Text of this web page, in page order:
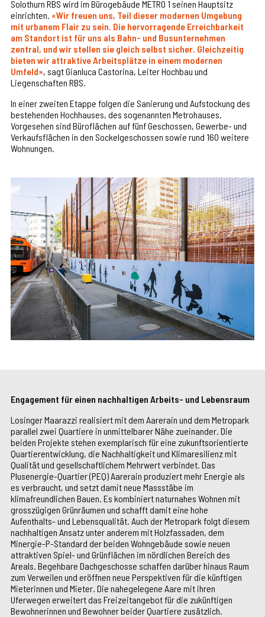
Solothurn RBS wird im Bürogebäude METRO 1 seinen Hauptsitz
einrichten. «Wir freuen uns, Teil dieser modernen Umgebung
mit urbanem Flair zu sein. Die hervorragende Erreichbarkeit
am Standort ist für uns als Bahn- und Busunternehmen
zentral, und wir stellen sie gleich selbst sicher. Gleichzeitig
bieten wir attraktive Arbeitsplätze in einem modernen
Umfeld», sagt Gianluca Castorina, Leiter Hochbau und
Liegenschaften RBS.
In einer zweiten Etappe folgen die Sanierung und Aufstockung des
bestehenden Hochhauses, des sogenannten Metrohauses.
Vorgesehen sind Büroflächen auf fünf Geschossen, Gewerbe- und
Verkaufsflächen in den Sockelgeschossen sowie rund 160 weitere
Wohnungen.
Engagement für einen nachhaltigen Arbeits- und Lebensraum
Losinger Maarazzi realisiert mit dem Aarerain und dem Metropark
parallel zwei Quartiere in unmittelbarer Nähe zueinander. Die
beiden Projekte stehen exemplarisch für eine zukunftsorientierte
Quartierentwicklung, die Nachhaltigkeit und Klimaresilienz mit
Qualität und gesellschaftlichem Mehrwert verbindet. Das
Plusenergie-Quartier (PEQ) Aarerain produziert mehr Energie als
es verbraucht, und setzt damit neue Massstäbe im
klimafreundlichen Bauen. Es kombiniert naturnahes Wohnen mit
grosszügigen Grünräumen und schafft damit eine hohe
Aufenthalts- und Lebensqualität. Auch der Metropark folgt diesem
nachhaltigen Ansatz unter anderem mit Holzfassaden, dem
Minergie-P-Standard der beiden Wohngebäude sowie neuen
attraktiven Spiel- und Grünflächen im nördlichen Bereich des
Areals. Begehbare Dachgeschosse schaffen darüber hinaus Raum
zum Verweilen und eröffnen neue Perspektiven für die künftigen
Mieterinnen und Mieter. Die nahegelegene Aare mit ihren
Uferwegen erweitert das Freizeitangebot für die zukünftigen
Bewohnerinnen und Bewohner beider Quartiere zusätzlich.